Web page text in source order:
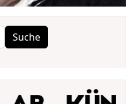
Suche